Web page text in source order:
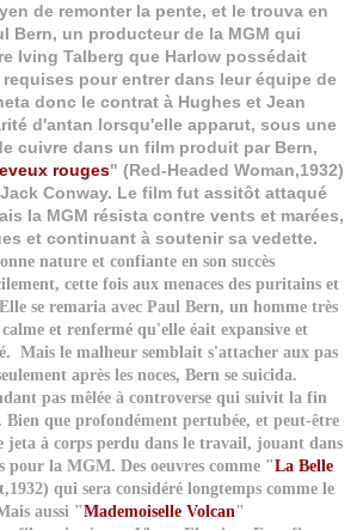
de remonter la pente, et le trouva en
Bern, un producteur de la MGM qui
Iving Talberg que Harlow possédait
pour entrer dans leur équipe de
donc le contrat à Hughes et Jean
d'antan lorsqu'elle apparut, sous une
cuivre dans un film produit par Bern,
rouges" (Red-Headed Woman,1932)
Conway. Le film fut assitôt attaqué
la MGM résista contre vents et marées,
et continuant à soutenir sa vedette.
nature et confiante en son succès
cette fois aux menaces des puritains et
se remaria avec Paul Bern, un homme très
et renfermé qu'elle éait expansive et
Mais le malheur semblait s'attacher aux pas
après les noces, Bern se suicida.
pas mêlée à controverse qui suivit la fin
que profondément pertubée, et peut-être
jeta à corps perdu dans le travail, jouant dans
pour la MGM. Des oeuvres comme "La Belle
qui sera considéré longtemps comme le
aussi "Mademoiselle Volcan"